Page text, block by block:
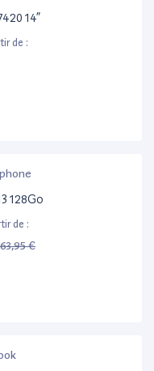
14”
de :
128Go
de :
€